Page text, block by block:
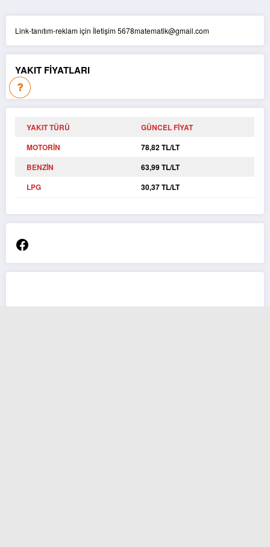
Link-tanıtım-reklam için İletişim 5678matematik@gmail.com
YAKIT FİYATLARI
YAKIT TÜRÜ
GÜNCEL FİYAT
MOTORİN
78,82 TL/LT
BENZİN
63,99 TL/LT
LPG
30,37 TL/LT
Facebook